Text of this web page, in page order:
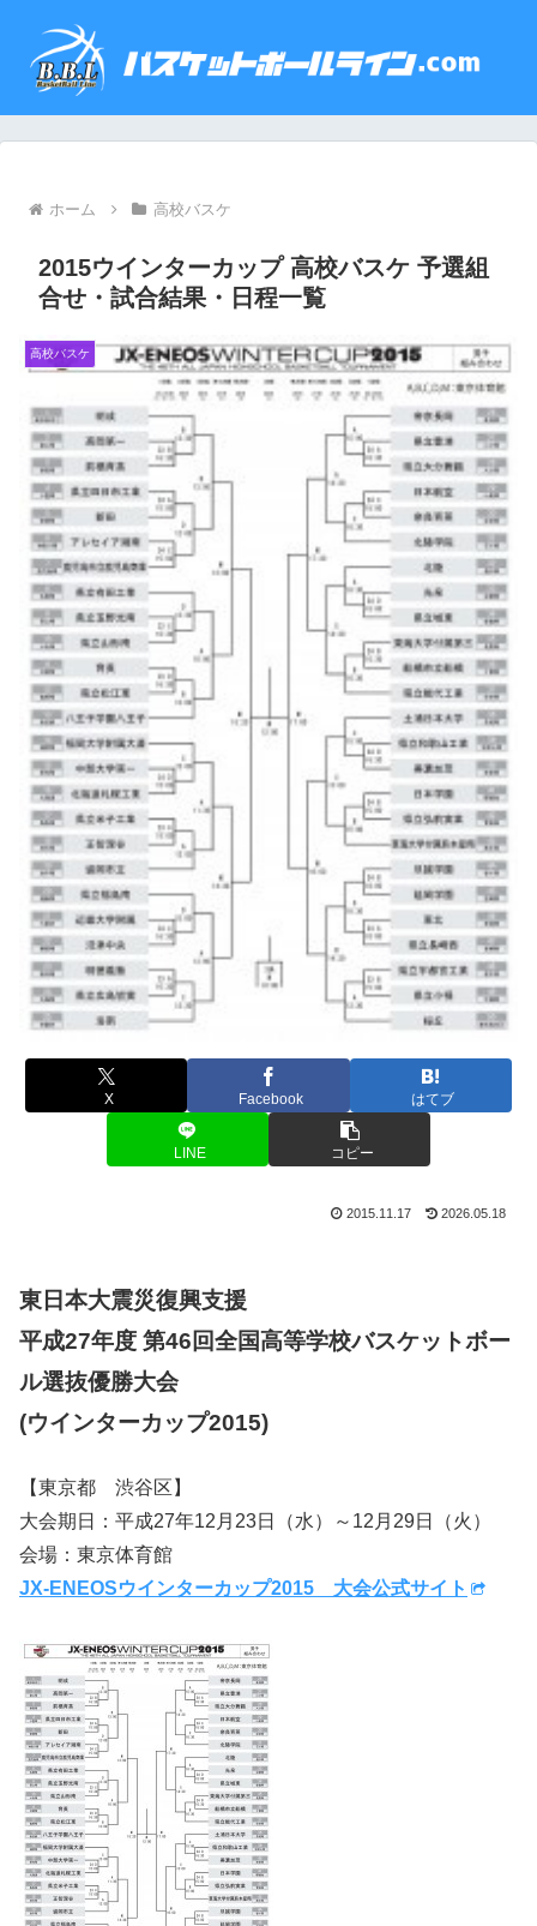
ホーム 高校バスケ
2015ウインターカップ 高校バスケ 予選組
合せ・試合結果・日程一覧
高校バスケ
X Facebook はてブ
LINE コピー
2015.11.17 2026.05.18
東日本大震災復興支援
平成27年度 第46回全国高等学校バスケットボー
ル選抜優勝大会
(ウインターカップ2015)
【東京都 渋谷区】
大会期日：平成27年12月23日（水）～12月29日（火）
会場：東京体育館
JX-ENEOSウインターカップ2015 大会公式サイト